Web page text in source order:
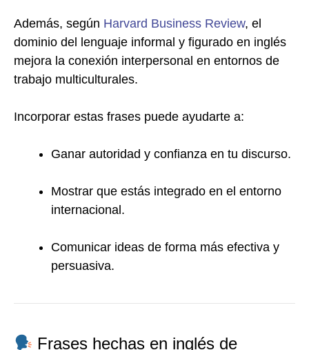
Además, según Harvard Business Review, el
dominio del lenguaje informal y figurado en inglés
mejora la conexión interpersonal en entornos de
trabajo multiculturales.
Incorporar estas frases puede ayudarte a:
Ganar autoridad y confianza en tu discurso.
Mostrar que estás integrado en el entorno
internacional.
Comunicar ideas de forma más efectiva y
persuasiva.
Frases hechas en inglés de